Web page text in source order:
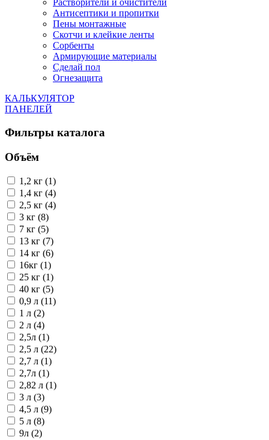
Растворители и очистители
Антисептики и пропитки
Пены монтажные
Скотчи и клейкие ленты
Сорбенты
Армирующие материалы
Сделай пол
Огнезащита
КАЛЬКУЛЯТОР
ПАНЕЛЕЙ
Фильтры каталога
Объём
1,2 кг (1)
1,4 кг (4)
2,5 кг (4)
3 кг (8)
7 кг (5)
13 кг (7)
14 кг (6)
16кг (1)
25 кг (1)
40 кг (5)
0,9 л (11)
1 л (2)
2 л (4)
2,5л (1)
2,5 л (22)
2,7 л (1)
2,7л (1)
2,82 л (1)
3 л (3)
4,5 л (9)
5 л (8)
9л (2)